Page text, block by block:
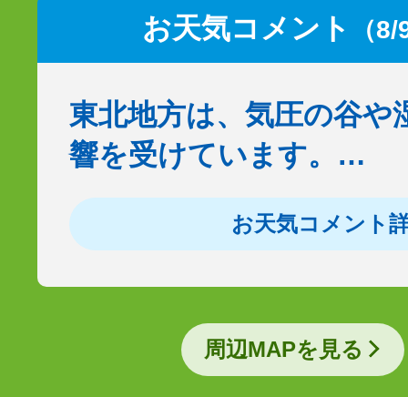
お天気コメント （
東北地方は、気圧の谷や
響を受けています。…
お天気コメント
周辺MAPを見る